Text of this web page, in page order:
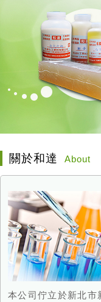
關於和達 About
本公司佇立於新北市